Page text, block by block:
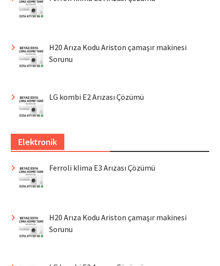
H20 Arıza Kodu Ariston çamaşır makinesi
Sorunu
LG kombi E2 Arızası Çözümü
Elektronik
Ferroli klima E3 Arızası Çözümü
H20 Arıza Kodu Ariston çamaşır makinesi
Sorunu